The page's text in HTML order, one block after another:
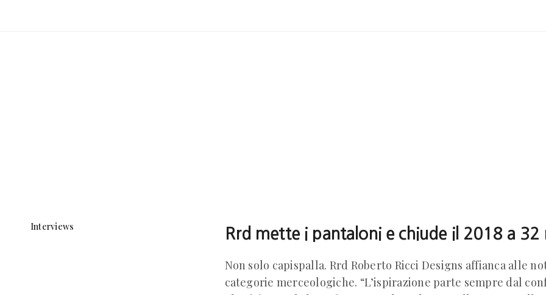
Interviews Rrd mette i pantaloni e chiude il 2018 a 32
Non solo capispalla. Rrd Roberto Ricci Designs affianca alle
categorie merceologiche. “L’ispirazione parte sempre dal